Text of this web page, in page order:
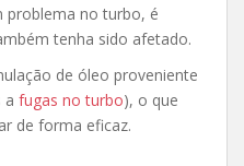
problema no turbo, é
tenha sido afetado.
de óleo proveniente
a fugas no turbo), o que
de forma eficaz.